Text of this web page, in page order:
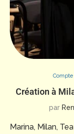
Création à
par
Marina, Milan,